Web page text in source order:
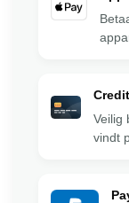
Veilig
vindt